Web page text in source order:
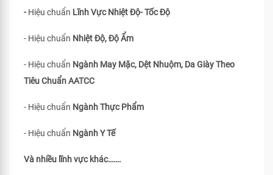
-Hiệu chuẩn Lĩnh Vực Nhiệt Độ- Tốc Độ
- Hiệu chuẩn Nhiệt Độ, Độ Ẩm
- Hiệu chuẩn Ngành May Mặc, Dệt Nhuộm, Da Giày Theo
Tiêu ChuẩnAATCC
- Hiệu chuẩn Ngành Thực Phẩm
- Hiệu chuẩn Ngành Y Tế
Và nhiều lĩnh vực khác…….